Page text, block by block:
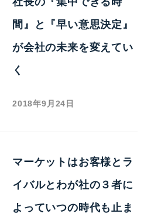
間』と『早い意思決定』
が会社の未来を変えてい
く
2018年9月24日
マーケットはお客様とラ
イバルとわが社の３者に
よっていつの時代も止ま